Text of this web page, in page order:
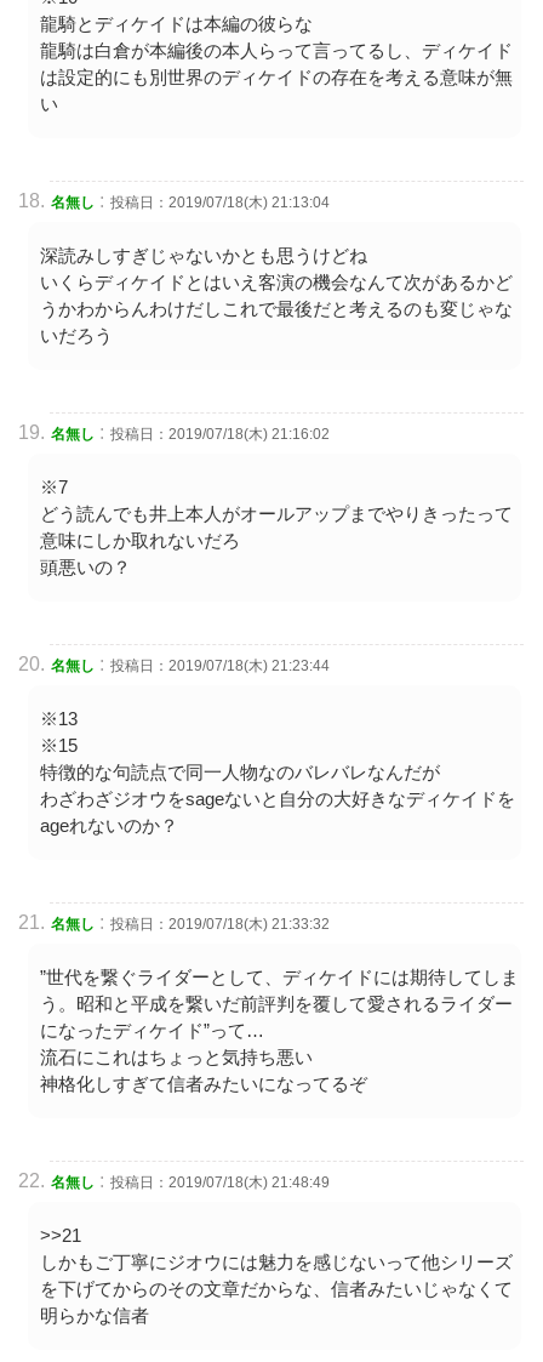
龍騎とディケイドは本編の彼らな
龍騎は白倉が本編後の本人らって言ってるし、ディケイド
は設定的にも別世界のディケイドの存在を考える意味が無
い
名無し : 投稿日：2019/07/18(木) 21:13:04
深読みしすぎじゃないかとも思うけどね
いくらディケイドとはいえ客演の機会なんて次があるかど
うかわからんわけだしこれで最後だと考えるのも変じゃな
いだろう
名無し : 投稿日：2019/07/18(木) 21:16:02
※7
どう読んでも井上本人がオールアップまでやりきったって
意味にしか取れないだろ
頭悪いの？
名無し : 投稿日：2019/07/18(木) 21:23:44
※13
※15
特徴的な句読点で同一人物なのバレバレなんだが
わざわざジオウをsageないと自分の大好きなディケイドを
ageれないのか？
名無し : 投稿日：2019/07/18(木) 21:33:32
”世代を繋ぐライダーとして、ディケイドには期待してしま
う。昭和と平成を繋いだ前評判を覆して愛されるライダー
になったディケイド”って…
流石にこれはちょっと気持ち悪い
神格化しすぎて信者みたいになってるぞ
名無し : 投稿日：2019/07/18(木) 21:48:49
>>21
しかもご丁寧にジオウには魅力を感じないって他シリーズ
を下げてからのその文章だからな、信者みたいじゃなくて
明らかな信者